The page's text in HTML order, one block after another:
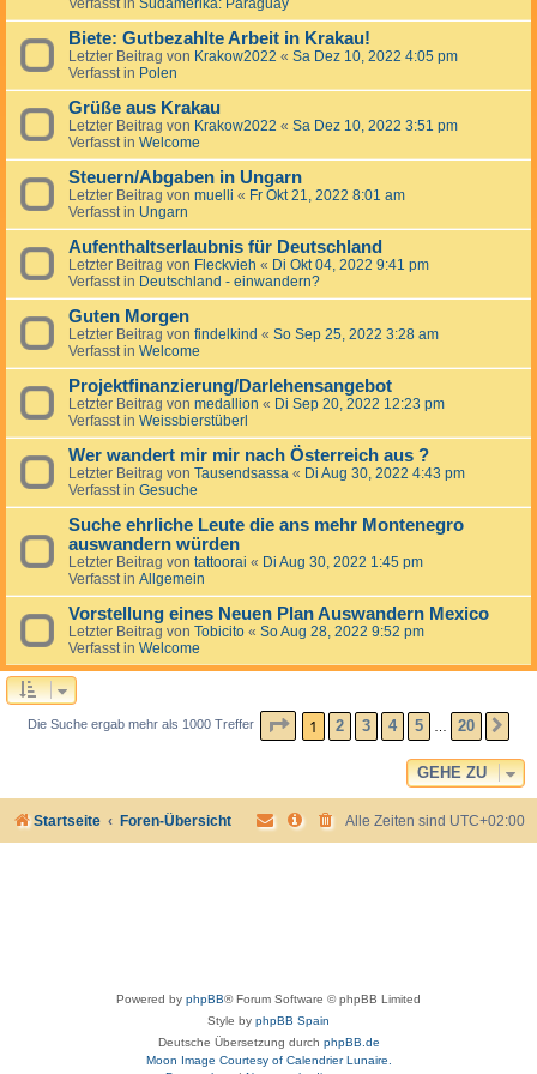
Verfasst in Südamerika: Paraguay
Biete: Gutbezahlte Arbeit in Krakau!
Letzter Beitrag von Krakow2022 « Sa Dez 10, 2022 4:05 pm
Verfasst in Polen
Grüße aus Krakau
Letzter Beitrag von Krakow2022 « Sa Dez 10, 2022 3:51 pm
Verfasst in Welcome
Steuern/Abgaben in Ungarn
Letzter Beitrag von muelli « Fr Okt 21, 2022 8:01 am
Verfasst in Ungarn
Aufenthaltserlaubnis für Deutschland
Letzter Beitrag von Fleckvieh « Di Okt 04, 2022 9:41 pm
Verfasst in Deutschland - einwandern?
Guten Morgen
Letzter Beitrag von findelkind « So Sep 25, 2022 3:28 am
Verfasst in Welcome
Projektfinanzierung/Darlehensangebot
Letzter Beitrag von medallion « Di Sep 20, 2022 12:23 pm
Verfasst in Weissbierstüberl
Wer wandert mir mir nach Österreich aus ?
Letzter Beitrag von Tausendsassa « Di Aug 30, 2022 4:43 pm
Verfasst in Gesuche
Suche ehrliche Leute die ans mehr Montenegro
auswandern würden
Letzter Beitrag von tattoorai « Di Aug 30, 2022 1:45 pm
Verfasst in Allgemein
Vorstellung eines Neuen Plan Auswandern Mexico
Letzter Beitrag von Tobicito « So Aug 28, 2022 9:52 pm
Verfasst in Welcome
Die Suche ergab mehr als 1000 Treffer SEITE1 VON20
1 2 3 4 5 20
GEHE ZU
Startseite Foren-Übersicht Alle Zeiten sind UTC+02:00
Powered by phpBB® Forum Software © phpBB Limited
Style by phpBB Spain
Deutsche Übersetzung durch phpBB.de
Moon Image Courtesy of Calendrier Lunaire.